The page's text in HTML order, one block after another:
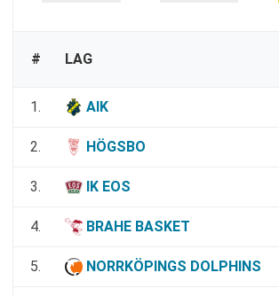
# LAG
1. AIK
2. HÖGSBO
3. IK EOS
4. BRAHE BASKET
5. NORRKÖPINGS DOLPHINS